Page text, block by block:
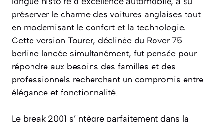
préserver le charme des voitures anglaises tout
en modernisant le confort et la technologie.
Cette version Tourer, déclinée du Rover 75
berline lancée simultanément, fut pensée pour
répondre aux besoins des familles et des
professionnels recherchant un compromis entre
élégance et fonctionnalité.
Le break 2001 s’intègre parfaitement dans la